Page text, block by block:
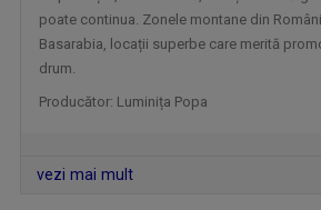
poate continua. Zonele montane din
Basarabia, locații superbe care merită
drum.
Producător: Luminița Popa
vezi mai mult